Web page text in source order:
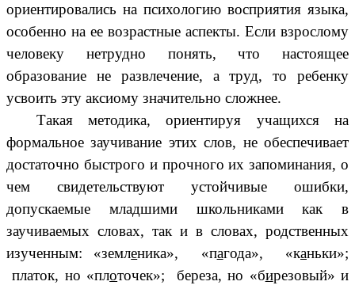
ориентировались на психологию восприятия языка,
особенно на ее возрастные аспекты. Если взрослому
человеку нетрудно понять, что настоящее
образование не развлечение, а труд, то ребенку
усвоить эту аксиому значительно сложнее.
Такая методика, ориентируя учащихся на
формальное заучивание этих слов, не обеспечивает
достаточно быстрого и прочного их запоминания, о
чем свидетельствуют устойчивые ошибки,
допускаемые младшими школьниками как в
заучиваемых словах, так и в словах, родственных
изученным: «земленика», «пагода», «каньки»;
платок, но «плоточек»; береза, но «бирезовый» и